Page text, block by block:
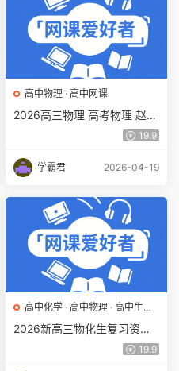
高中物理 · 高中网课
2026高三物理 高考物理 赵玉
峰二三轮 百度网盘下载
19.9
学霸君 2026-04-19
高中化学 · 高中物理 · 高中生物
高中综合
高中网课
2026新高三物化生复习资料
19.9